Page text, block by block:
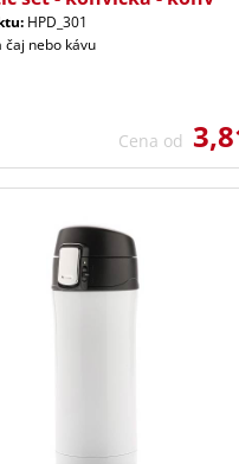
HPD_301
čaj nebo kávu
Cena od